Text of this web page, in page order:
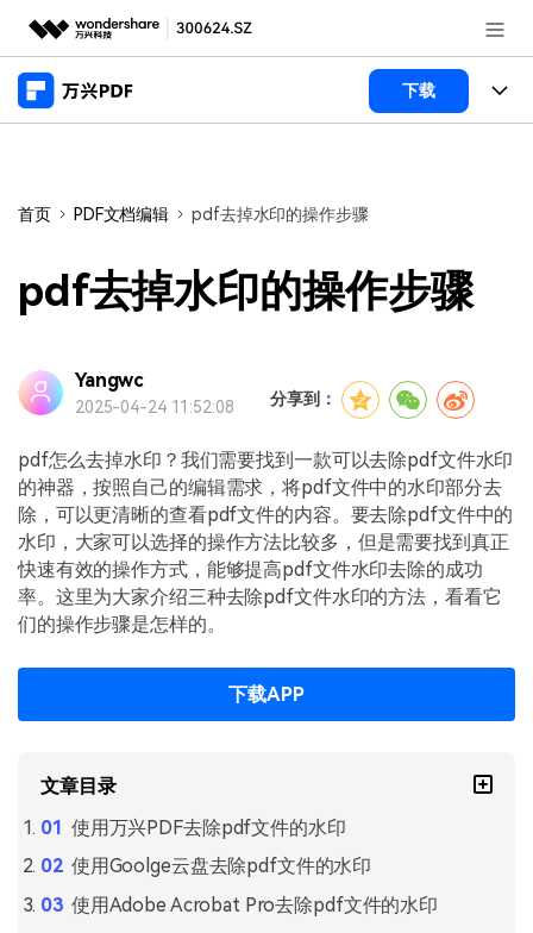
推荐产品
新闻中心
帮助中心
客服热线：4000-300624
下载
桌面端
万兴PDF Mac版
万兴PDF 安卓版
万兴PDF iOS版
PDF开发工具
万兴PDF SDK
申请试用
功能
PDF新功能
PDF合并工具
PDF加密
PDF文件压缩
PDF签名
PDF批量工具
PDF页面调整
商业合作
企业采购
经销商招募
产品支持
常见问题
产品信息
更新日志
下载中心
产品资讯
查看更多 >
首页 PDF文档编辑 pdf去掉水印的操作步骤
pdf去掉水印的操作步骤
Yangwc
2025-04-24 11:52:08 分享到：
pdf怎么去掉水印？我们需要找到一款可以去除pdf文件水印
的神器，按照自己的编辑需求，将pdf文件中的水印部分去
除，可以更清晰的查看pdf文件的内容。要去除pdf文件中的
水印，大家可以选择的操作方法比较多，但是需要找到真正
快速有效的操作方式，能够提高pdf文件水印去除的成功
率。这里为大家介绍三种去除pdf文件水印的方法，看看它
们的操作步骤是怎样的。
下载APP
文章目录
使用万兴PDF去除pdf文件的水印
使用Goolge云盘去除pdf文件的水印
使用Adobe Acrobat Pro去除pdf文件的水印